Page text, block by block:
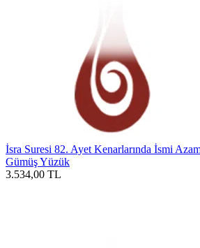
İsra Suresi 82. Ayet Kenarlarında İsmi
Gümüş Yüzük
3.534,00 TL